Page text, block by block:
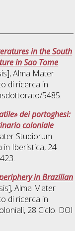
in the South
in Sao Tome
Alma Mater
di ricerca in
5485.
dei portoghesi:
coloniale
Studiorum
in Iberistica, 24
in Brazilian
Alma Mater
di ricerca in
, 28 Ciclo. DOI